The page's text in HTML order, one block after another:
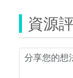
資源